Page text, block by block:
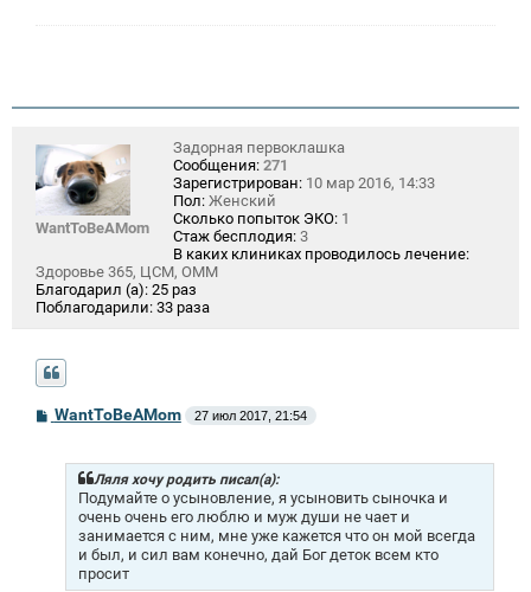
WantToBeAMom
Задорная первоклашка
Сообщения: 271
Зарегистрирован: 10 мар 2016, 14:33
Пол: Женский
Сколько попыток ЭКО: 1
Стаж бесплодия: 3
В каких клиниках проводилось лечение:
Здоровье 365, ЦСМ, ОММ
Благодарил (а): 25 раз
Поблагодарили: 33 раза
С
о
WantToBeAMom 27 июл 2017, 21:54
Ляля хочу родить писал(а):
Подумайте о усыновление, я усыновить сыночка и
очень очень его люблю и муж души не чает и
занимается с ним, мне уже кажется что он мой всегда
и был, и сил вам конечно, дай Бог деток всем кто
просит